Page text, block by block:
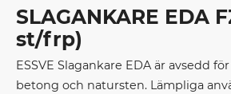
SLAGANKARE EDA
st/frp)
ESSVE Slagankare EDA är avsedd
betong och natursten. Lämpliga